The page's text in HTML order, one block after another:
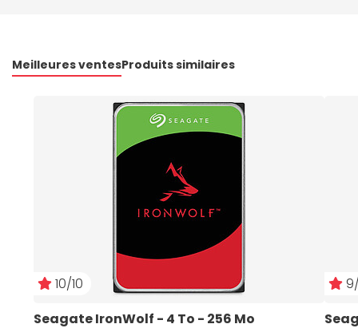
Meilleures ventesProduits similaires
10/10
Seagate IronWolf - 4 To - 256 Mo